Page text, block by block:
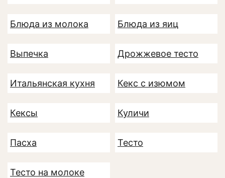
Блюда из молока Блюда из яиц
Выпечка Дрожжевое тесто
Итальянская кухня Кекс с изюмом
Кексы Куличи
Пасха Тесто
Тесто на молоке